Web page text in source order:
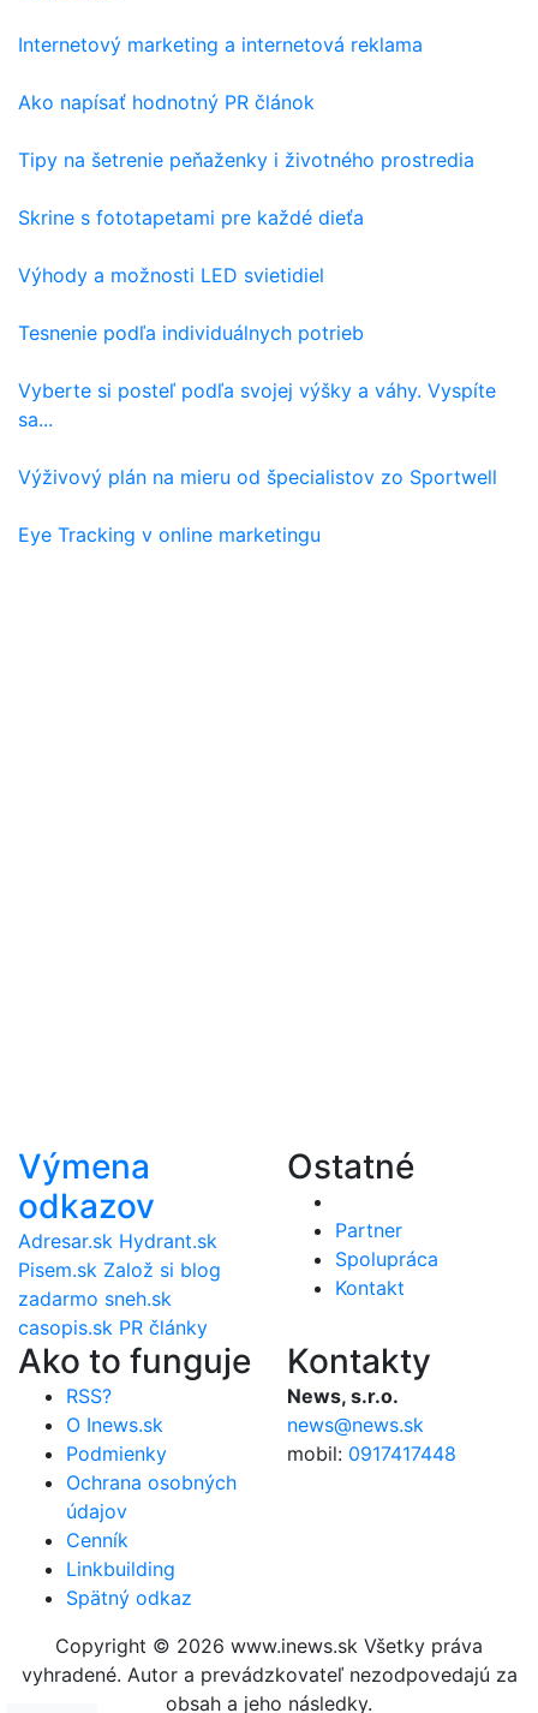
Internetový marketing a internetová reklama
Ako napísať hodnotný PR článok
Tipy na šetrenie peňaženky i životného prostredia
Skrine s fototapetami pre každé dieťa
Výhody a možnosti LED svietidiel
Tesnenie podľa individuálnych potrieb
Vyberte si posteľ podľa svojej výšky a váhy. Vyspíte
sa...
Výživový plán na mieru od špecialistov zo Sportwell
Eye Tracking v online marketingu
Výmena
odkazov
Adresar.sk Hydrant.sk
Pisem.sk Založ si blog
zadarmo sneh.sk
casopis.sk PR články
Ostatné
Partner
Spolupráca
Kontakt
Ako to funguje
RSS?
O Inews.sk
Podmienky
Ochrana osobných
údajov
Cenník
Linkbuilding
Spätný odkaz
Kontakty
News, s.r.o.
news@news.sk
mobil: 0917417448
Copyright © 2026 www.inews.sk Všetky práva
vyhradené. Autor a prevádzkovateľ nezodpovedajú za
obsah a jeho následky.